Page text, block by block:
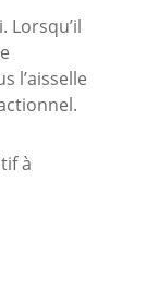
Lorsqu’il
l’aisselle
à